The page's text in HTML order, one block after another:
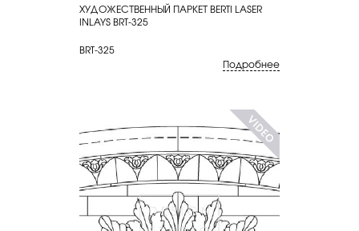
КУПИТЬ
ХУДОЖЕСТВЕННЫЙ ПАРКЕТ BERTI LASER
INLAYS BRT-325
BRT-325
Подробнее